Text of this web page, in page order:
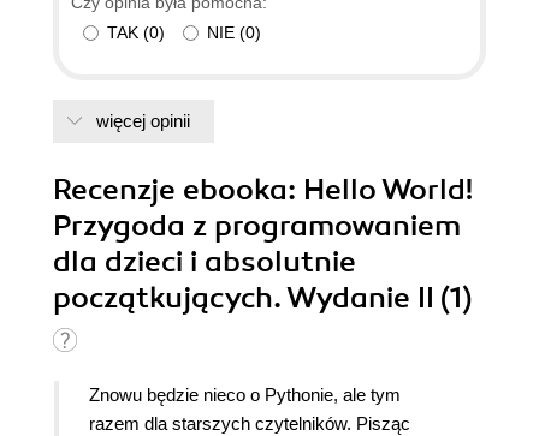
TAK (0) NIE (0)
więcej opinii
Recenzje ebooka: Hello World!
Przygoda z programowaniem
dla dzieci i absolutnie
początkujących. Wydanie II (1)
Znowu będzie nieco o Pythonie, ale tym
razem dla starszych czytelników. Pisząc